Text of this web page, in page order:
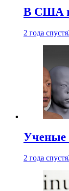
В США
2 года спустя
Ученые
2 года спустя